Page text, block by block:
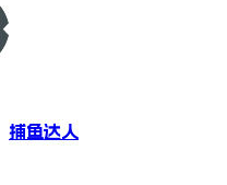
捕鱼达人